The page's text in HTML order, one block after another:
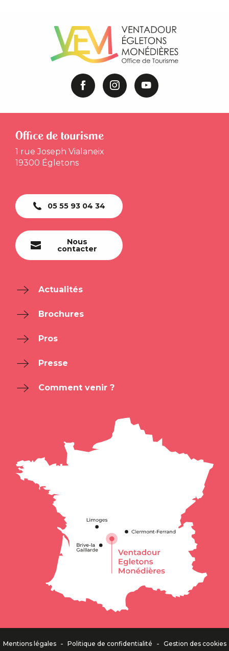
par email
Office de tourisme
1 rue Joseph Vialaneix
19300 Égletons
05 55 93 04 34
Nous
contacter
Actualités
Brochures
Pros
Presse
Comment venir ?
Mentions légales - Politique de confidentialité - Gestion des cookies